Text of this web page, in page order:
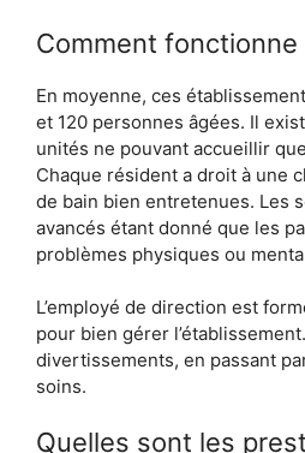
Comment fonctionne
En moyenne, ces
et 120 personnes âgées. Il
unités ne pouvant accueillir
Chaque résident a droit à une
de bain bien entretenues. Les
avancés étant donné que les
problèmes physiques ou
L’employé de direction est
pour bien gérer
divertissements, en passant
soins.
Quelles sont les